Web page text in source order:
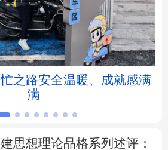
津 河北 山西
林 上海 江苏
之路安全温暖、成就感满
满
思想理论品格系列述评：